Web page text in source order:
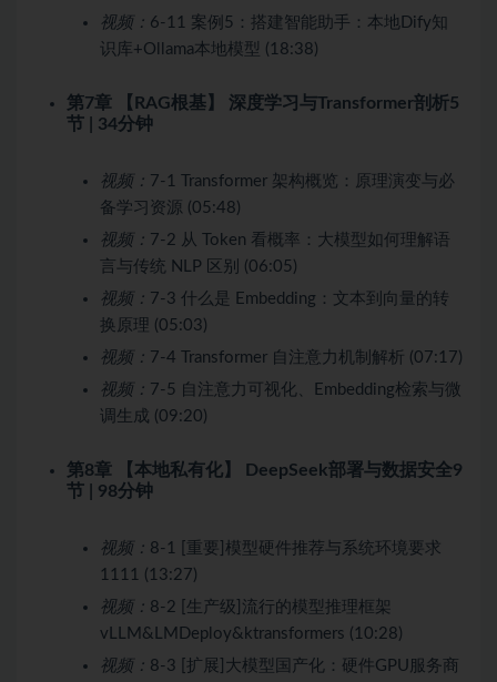
视频： 6-11 案例5：搭建智能助手：本地Dify知
识库+Ollama本地模型 (18:38)
第7章 【RAG根基】 深度学习与Transformer剖析5
节 | 34分钟
视频： 7-1 Transformer 架构概览：原理演变与必
备学习资源 (05:48)
视频： 7-2 从 Token 看概率：大模型如何理解语
言与传统 NLP 区别 (06:05)
视频： 7-3 什么是 Embedding：文本到向量的转
换原理 (05:03)
视频： 7-4 Transformer 自注意力机制解析 (07:17)
视频： 7-5 自注意力可视化、Embedding检索与微
调生成 (09:20)
第8章 【本地私有化】 DeepSeek部署与数据安全9
节 | 98分钟
视频： 8-1 [重要]模型硬件推荐与系统环境要求
1111 (13:27)
视频： 8-2 [生产级]流行的模型推理框架
vLLM&LMDeploy&ktransformers (10:28)
视频： 8-3 [扩展]大模型国产化：硬件GPU服务商